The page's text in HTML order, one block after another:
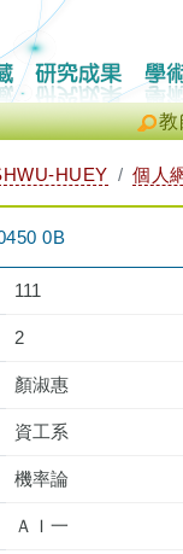
教
HUEY 個人
0B
111
2
顏淑惠
資工系
機率論
ＡＩ一